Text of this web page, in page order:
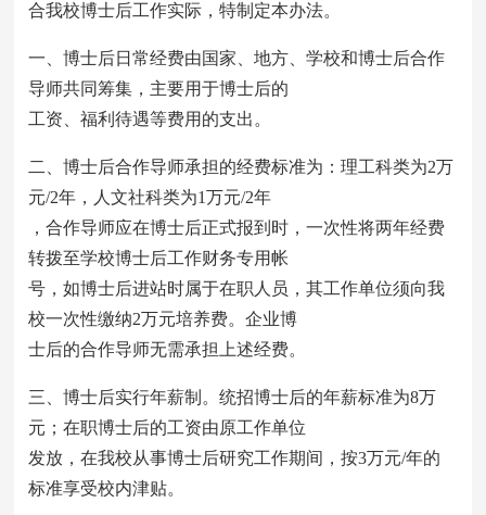
合我校博士后工作实际，特制定本办法。
一、博士后日常经费由国家、地方、学校和博士后合作
导师共同筹集，主要用于博士后的
工资、福利待遇等费用的支出。
二、博士后合作导师承担的经费标准为：理工科类为2万
元/2年，人文社科类为1万元/2年
，合作导师应在博士后正式报到时，一次性将两年经费
转拨至学校博士后工作财务专用帐
号，如博士后进站时属于在职人员，其工作单位须向我
校一次性缴纳2万元培养费。企业博
士后的合作导师无需承担上述经费。
三、博士后实行年薪制。统招博士后的年薪标准为8万
元；在职博士后的工资由原工作单位
发放，在我校从事博士后研究工作期间，按3万元/年的
标准享受校内津贴。